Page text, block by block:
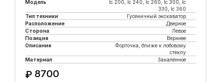
Модель
lc 200, lc 240, lc 260, lc 300, lc
330, lc 360
Тип техники
Гусеничный экскаватор
Расположение
Дверное
Сторона
Левое
Позиция
Верхнее
Описание
Форточка, ближе к лобовому
стеклу
Материал
Закаленное
₽ 8700